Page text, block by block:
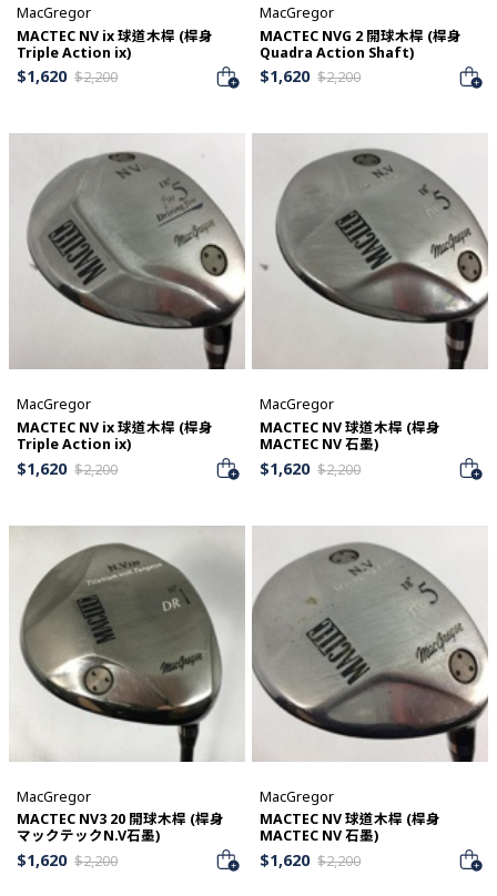
MacGregor
MACTEC NV ix 球道木桿 (桿身
Triple Action ix)
$1,620 $2,200
MacGregor
MACTEC NVG 2 開球木桿 (桿身
Quadra Action Shaft)
$1,620 $2,200
MacGregor
MACTEC NV ix 球道木桿 (桿身
Triple Action ix)
$1,620 $2,200
MacGregor
MACTEC NV 球道木桿 (桿身
MACTEC NV 石墨)
$1,620 $2,200
MacGregor
MACTEC NV3 20 開球木桿 (桿身
マックテックN.V石墨)
$1,620 $2,200
MacGregor
MACTEC NV 球道木桿 (桿身
MACTEC NV 石墨)
$1,620 $2,200